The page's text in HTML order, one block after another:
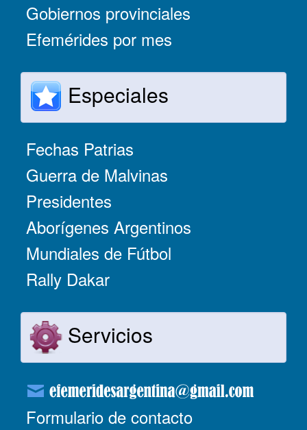
Gobiernos provinciales
Efemérides por mes
Especiales
Fechas Patrias
Guerra de Malvinas
Presidentes
Aborígenes Argentinos
Mundiales de Fútbol
Rally Dakar
Servicios
Formulario de contacto